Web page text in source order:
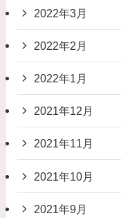
2022年3月
2022年2月
2022年1月
2021年12月
2021年11月
2021年10月
2021年9月